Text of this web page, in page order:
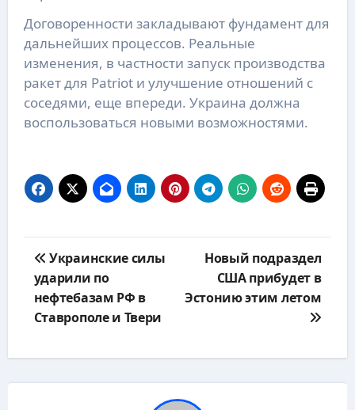
Договоренности закладывают фундамент для
дальнейших процессов. Реальные
изменения, в частности запуск производства
ракет для Patriot и улучшение отношений с
соседями, еще впереди. Украина должна
воспользоваться новыми возможностями.
по
записям
Украинские силы
ударили по
нефтебазам РФ в
Ставрополе и Твери
Новый подраздел
США прибудет в
Эстонию этим летом